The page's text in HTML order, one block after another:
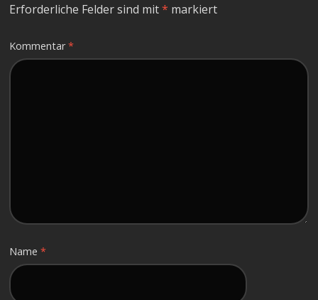
Erforderliche Felder sind mit* markiert
Kommentar*
Name*